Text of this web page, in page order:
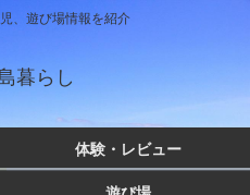
、遊び場情報を紹介
暮らし
体験・レビュー